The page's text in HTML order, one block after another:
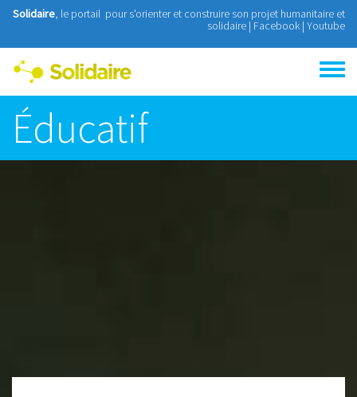
Aller au contenu principal
Solidaire, le portail pour s'orienter et construire son projet humanitaire et
solidaire | Facebook | Youtube
Toggle
menu
Éducatif